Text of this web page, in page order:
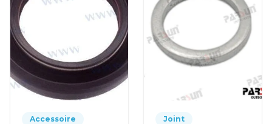
Accessoire
Joint